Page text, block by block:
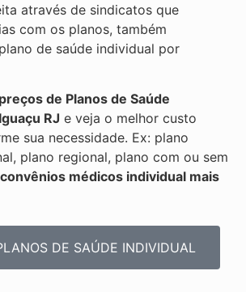
através de sindicatos que
com os planos, também
de saúde individual por
de Planos de Saúde
RJ e veja o melhor custo
sua necessidade. Ex: plano
plano regional, plano com ou sem
convênios médicos individual mais
DE SAÚDE INDIVIDUAL